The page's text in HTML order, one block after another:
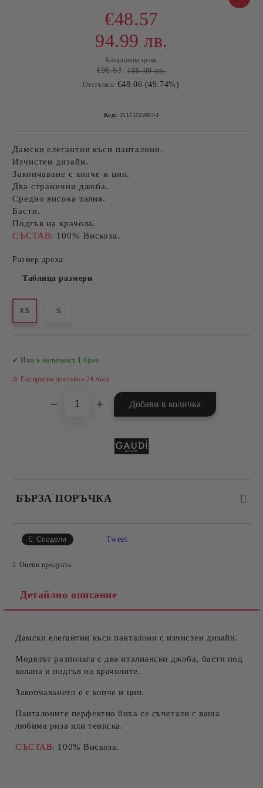
€48.57
94.99 лв.
Каталожна цена:
€96.63 188.99 лв.
Отстъпка: €48.06 (49.74%)
Код: 311FD25007-1
Дамски елегантни къси панталони.
Изчистен дизайн.
Закопчаване с копче и цип.
Два странични джоба.
Средно висока талия.
Басти.
Подгъв на крачола.
СЪСТАВ: 100% Вискоза.
Размер дреха:
Таблица размери
XS S
✔ Има в наличност 1 броя
✫ Експресна доставка 24 часа
БЪРЗА ПОРЪЧКА
Съгласен съм сПолитиката за лични данни
Ние ще се свържем с вас в рамките на работния ден.
Сподели Tweet
Оцени продукта
Детайлно описание
Дамски елегантни къси панталони с изчистен дизайн.
Моделът разполага с два италиански джоба, басти под
колана и подгъв на крачолите.
Закопчаването е с копче и цип.
Панталоните перфектно биха се съчетали с ваша
любима риза или тениска.
СЪСТАВ: 100% Вискоза.